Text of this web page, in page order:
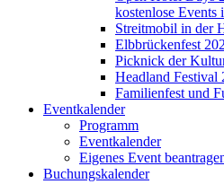
kostenlose
Streitmobil in der
Elbbrückenfest
Picknick der
Headland
Familienfest und
Eventkalender
Programm
Eventkalender
Eigenes Event
Buchungskalender